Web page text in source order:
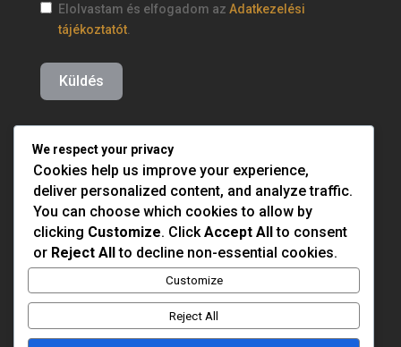
Elolvastam és elfogadom az Adatkezelési
tájékoztatót.
Küldés
We respect your privacy
Cookies help us improve your experience,
deliver personalized content, and analyze traffic.
You can choose which cookies to allow by
clicking Customize. Click Accept Allto consent
or Reject Allto decline non-essential cookies.
Customize
Reject All